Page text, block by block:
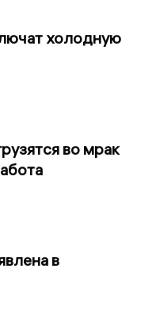
холодную
во мрак
в